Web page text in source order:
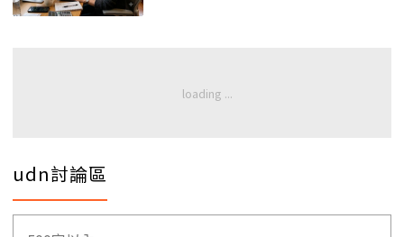
udn討論區